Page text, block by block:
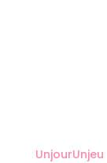
UnjourUnjeu